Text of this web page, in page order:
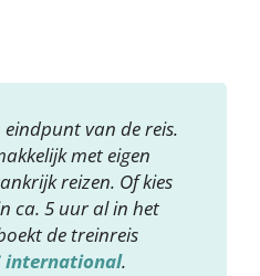
van de reis.
met eigen
reizen. Of kies
ca. 5 uur al in het
de treinreis
international.